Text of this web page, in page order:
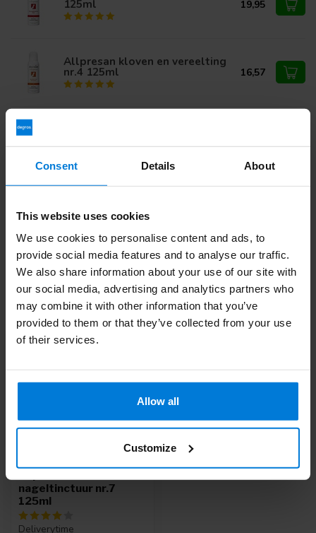
Consent Details About
This website uses cookies
We use cookies to personalise content and ads, to
provide social media features and to analyse our traffic.
We also share information about your use of our site with
our social media, advertising and analytics partners who
may combine it with other information that you’ve
provided to them or that they’ve collected from your use
of their services.
Allow all
Customize
125ml 19,95
Allpresan kloven en vereelting
nr.4 125ml 16,57
Heb je vragen over dit product?
mail met onzeKlantenserviceof bel+31 (0)30 203 59 02
Recent bekeken
nageltinctuur nr.7
125ml
Deliverytime